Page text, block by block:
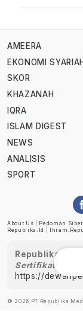
AMEERA
EKONOMI SYARIAH
SKOR
KHAZANAH
IQRA
ISLAM DIGEST
NEWS
ANALISIS
SPORT
About Us Pedoman Siber
Republika.id
Republika
Sertifikat
https://
© 2026 PT Republika